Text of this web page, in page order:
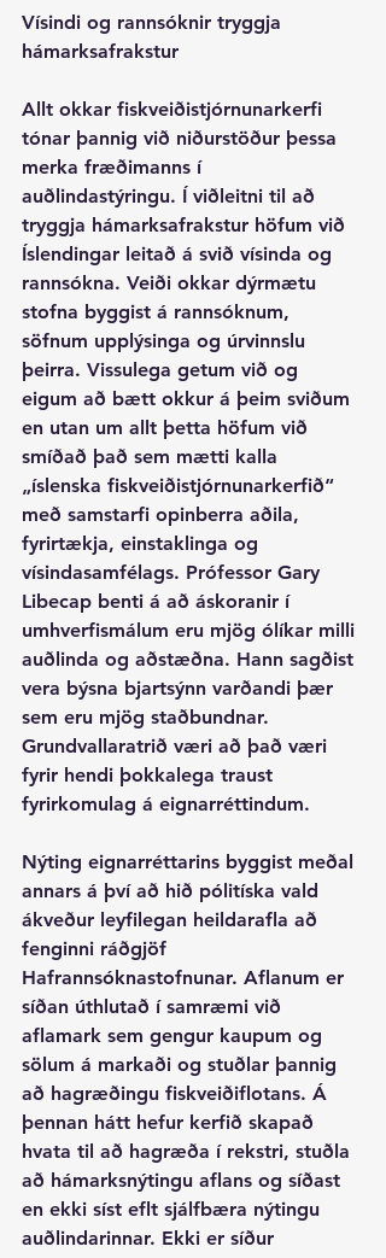
Vísindi og rannsóknir tryggja
hámarksafrakstur
Allt okkar fiskveiðistjórnunarkerfi
tónar þannig við niðurstöður þessa
merka fræðimanns í
auðlindastýringu. Í viðleitni til að
tryggja hámarksafrakstur höfum við
Íslendingar leitað á svið vísinda og
rannsókna. Veiði okkar dýrmætu
stofna byggist á rannsóknum,
söfnum upplýsinga og úrvinnslu
þeirra. Vissulega getum við og
eigum að bætt okkur á þeim sviðum
en utan um allt þetta höfum við
smíðað það sem mætti kalla
„íslenska fiskveiðistjórnunarkerfið“
með samstarfi opinberra aðila,
fyrirtækja, einstaklinga og
vísindasamfélags. Prófessor Gary
Libecap benti á að áskoranir í
umhverfismálum eru mjög ólíkar milli
auðlinda og aðstæðna. Hann sagðist
vera býsna bjartsýnn varðandi þær
sem eru mjög staðbundnar.
Grundvallaratrið væri að það væri
fyrir hendi þokkalega traust
fyrirkomulag á eignarréttindum.
Nýting eignarréttarins byggist meðal
annars á því að hið pólitíska vald
ákveður leyfilegan heildarafla að
fenginni ráðgjöf
Hafrannsóknastofnunar. Aflanum er
síðan úthlutað í samræmi við
aflamark sem gengur kaupum og
sölum á markaði og stuðlar þannig
að hagræðingu fiskveiðiflotans. Á
þennan hátt hefur kerfið skapað
hvata til að hagræða í rekstri, stuðla
að hámarksnýtingu aflans og síðast
en ekki síst eflt sjálfbæra nýtingu
auðlindarinnar. Ekki er síður